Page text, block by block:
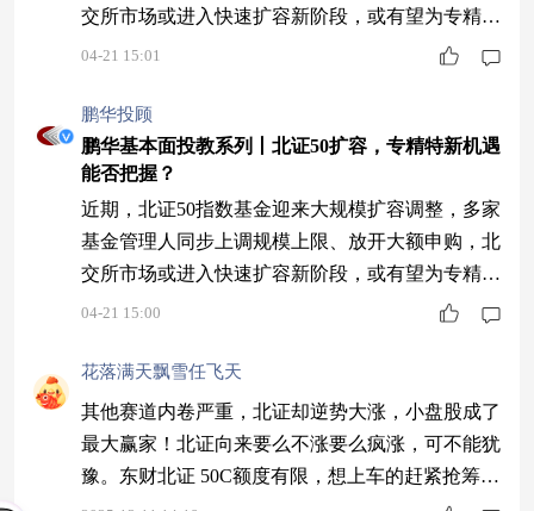
交所市场或进入快速扩容新阶段，或有望为专精特
新中小企业带来长期资金支持。 北证50扩容概况 2
将旗下北证50成份指数基金总规模上限由5亿份上
调至15亿份，增幅约200%，同时取消或大幅放宽
单日单个基金账户申购限额，相关规则于4月20日
生效。此次调整意味着北证
04-21 15:01
鹏华投顾
鹏华基本面投教系列丨北证50扩容，专精特新机遇
能否把握？
近期，北证50指数基金迎来大规模扩容调整，多家
基金管理人同步上调规模上限、放开大额申购，北
交所市场或进入快速扩容新阶段，或有望为专精特
新中小企业带来长期资金支持。 北证50扩容概况 2
将旗下北证50成份指数基金总规模上限由5亿份上
调至15亿份，增幅约200%，同时取消或大幅放宽
单日单个基金账户申购限额，相关规则于4月20日
生效。此次调整意味着北证
04-21 15:00
花落满天飘雪任飞天
其他赛道内卷严重，北证却逆势大涨，小盘股成了
最大赢家！北证向来要么不涨要么疯涨，可不能犹
豫。东财北证 50C额度有限，想上车的赶紧抢筹